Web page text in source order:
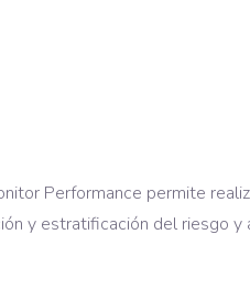
Performance permite
y estratificación del riesgo